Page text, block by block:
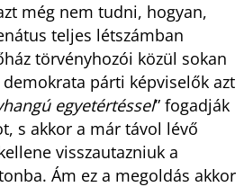
még nem tudni, hogyan,
teljes létszámban
törvényhozói közül sokan
párti képviselők azt
egyetértéssel” fogadják
s akkor a már távol lévő
visszautazniuk a
Ám ez a megoldás akkor